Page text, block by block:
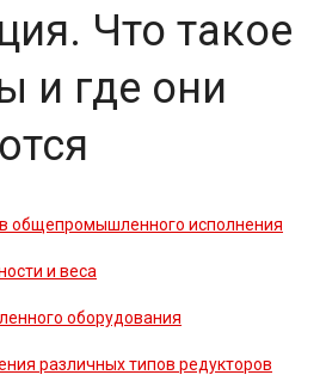
Что такое
и где они
общепромышленного исполнения
и веса
оборудования
различных типов редукторов